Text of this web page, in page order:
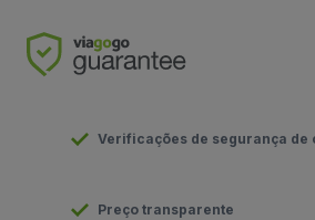
Verificações de segurança de
Preço transparente